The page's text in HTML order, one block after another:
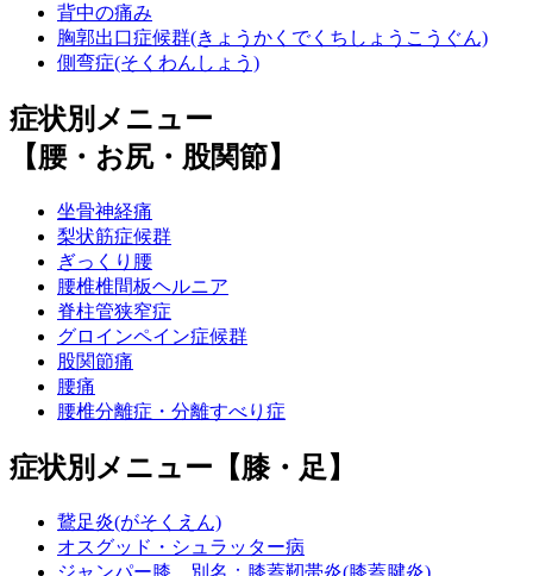
背中の痛み
胸郭出口症候群(きょうかくでくちしょうこうぐん)
側弯症(そくわんしょう)
症状別メニュー
【腰・お尻・股関節】
坐骨神経痛
梨状筋症候群
ぎっくり腰
腰椎椎間板ヘルニア
脊柱管狭窄症
グロインペイン症候群
股関節痛
腰痛
腰椎分離症・分離すべり症
症状別メニュー【膝・足】
鵞足炎(がそくえん)
オスグッド・シュラッター病
ジャンパー膝 別名：膝蓋靭帯炎(膝蓋腱炎)